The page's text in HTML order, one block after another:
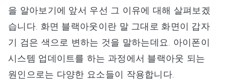
을 알아보기에 앞서 우선 그 이유에 대해 살펴보겠
습니다. 화면 블랙아웃이란 말 그대로 화면이 갑자
기 검은 색으로 변하는 것을 말하는데요. 아이폰이
시스템 업데이트를 하는 과정에서 블랙아웃 되는
원인으로는 다양한 요소들이 작용합니다.